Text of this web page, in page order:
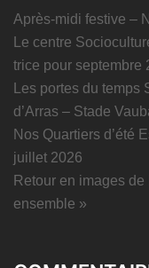
Après-midi festive –
Le centre
trice pour septembre
Les portes du
d’Arras – Stade
Nos Quartiers d’été
juillet 2026
Retour en images de
ensemble »